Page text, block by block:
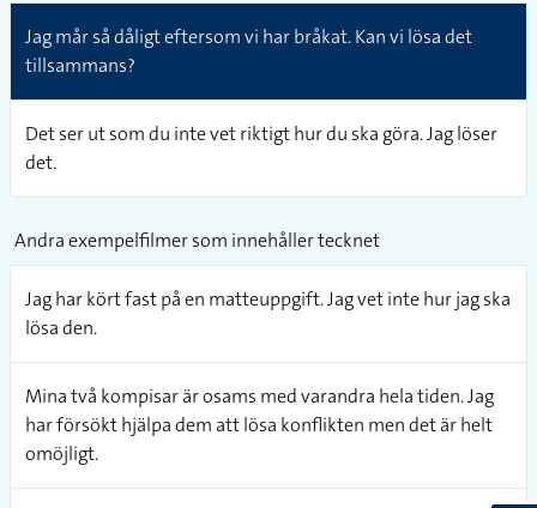
Jag mår så dåligt eftersom vi har bråkat. Kan vi lösa det
tillsammans?
Det ser ut som du inte vet riktigt hur du ska göra. Jag löser
det.
Andra exempelfilmer som innehåller tecknet
Jag har kört fast på en matteuppgift. Jag vet inte hur jag ska
lösa den.
Mina två kompisar är osams med varandra hela tiden. Jag
har försökt hjälpa dem att lösa konflikten men det är helt
omöjligt.